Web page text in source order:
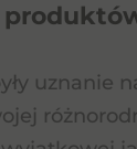
uznanie